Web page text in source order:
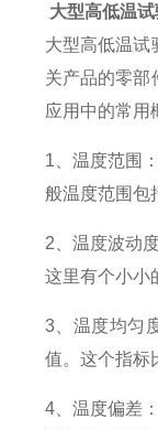
大型高低温
大型高低温试
关产品的零部
应用中的常用
1、温度范围
般温度范围包
2、温度波动
这里有个小小
3、温度均匀
值。这个指标
4、温度偏差